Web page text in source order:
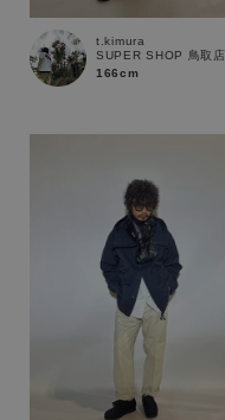
t.kimura
SUPER SHOP 鳥取店
166cm